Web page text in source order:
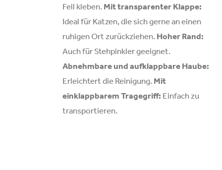
Fell kleben. Mit transparenter Klappe:
Ideal für Katzen, die sich gerne an einen
ruhigen Ort zurückziehen. Hoher Rand:
Auch für Stehpinkler geeignet.
Abnehmbare und aufklappbare Haube:
Erleichtert die Reinigung. Mit
einklappbarem Tragegriff: Einfach zu
transportieren.